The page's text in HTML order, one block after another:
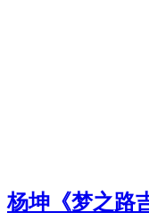
杨坤《梦之路